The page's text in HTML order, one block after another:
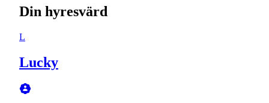
Din hyresvärd
L
Lucky